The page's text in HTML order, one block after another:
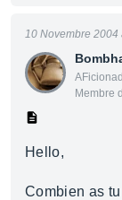
Membre
10 Novembre 2004
Hello,
Combien as